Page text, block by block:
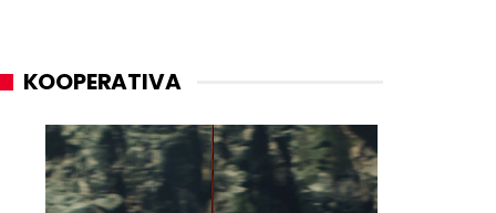
KOOPERATIVA